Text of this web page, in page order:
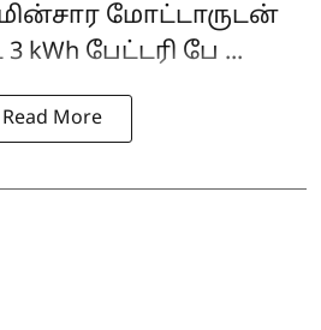
மோட்டாருடன்
பேட்டரி பே ...
Read More